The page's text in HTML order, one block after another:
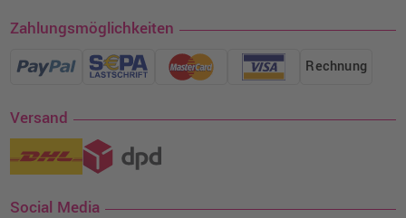
Zahlungsmöglichkeiten
Rechnung
Versand
Social Media